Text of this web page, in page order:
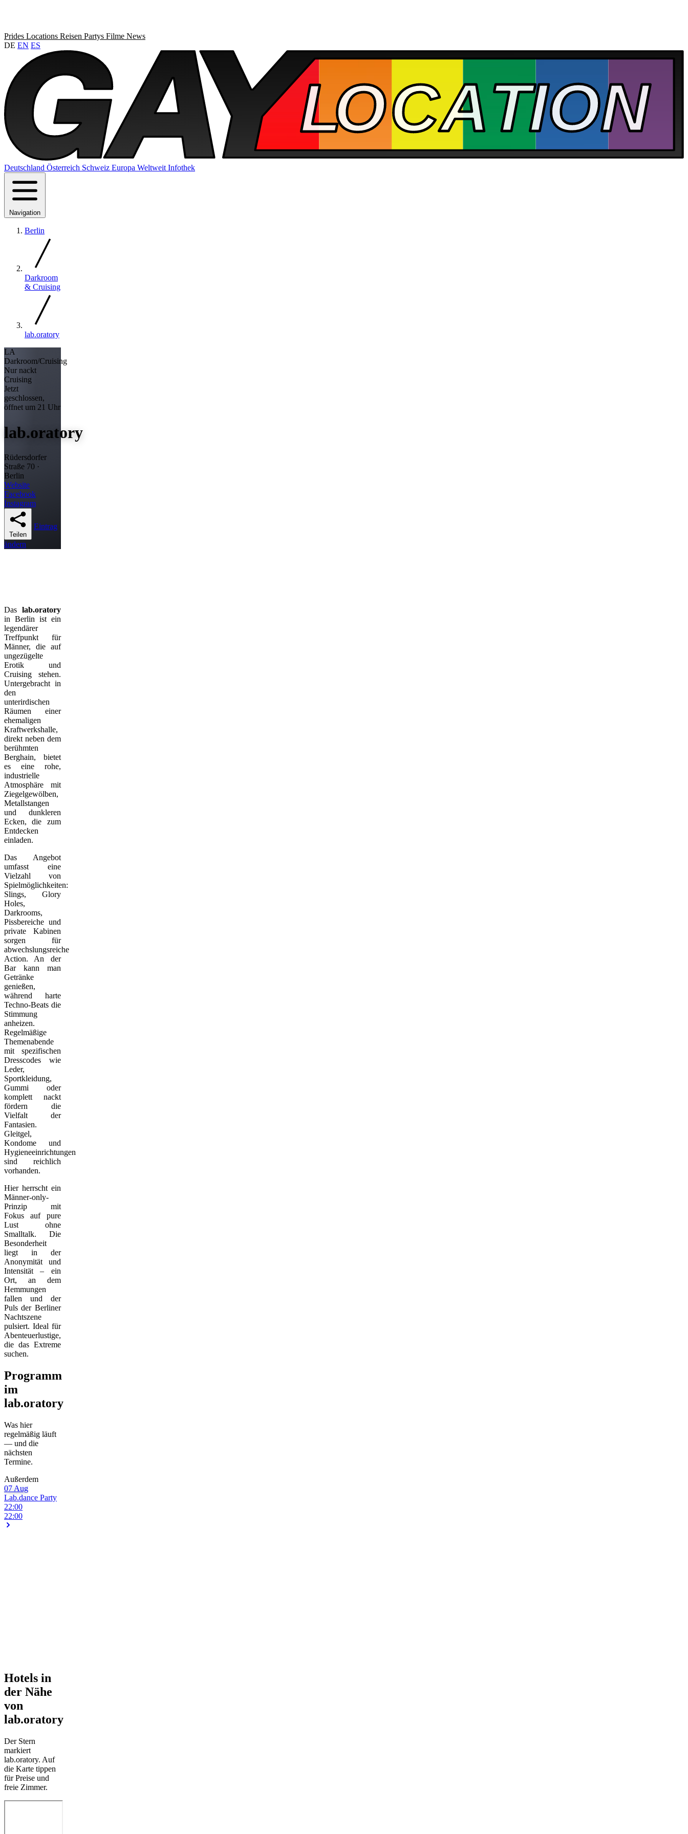
Prides Locations Reisen Partys Filme News
DE EN ES
Deutschland Österreich Schweiz Europa Weltweit Infothek
Navigation
Berlin
Darkroom
& Cruising
lab.oratory
LA
Darkroom/Cruising
Nur nackt
Cruising
Jetzt
geschlossen,
öffnet um 21 Uhr
lab.oratory
Rüdersdorfer
Straße 70 ·
Berlin
Website
Facebook
Instagram
Teilen
Eintrag
ändern
Das lab.oratory
in Berlin ist ein
legendärer
Treffpunkt für
Männer, die auf
ungezügelte
Erotik und
Cruising stehen.
Untergebracht in
den
unterirdischen
Räumen einer
ehemaligen
Kraftwerkshalle,
direkt neben dem
berühmten
Berghain, bietet
es eine rohe,
industrielle
Atmosphäre mit
Ziegelgewölben,
Metallstangen
und dunkleren
Ecken, die zum
Entdecken
einladen.
Das Angebot
umfasst eine
Vielzahl von
Spielmöglichkeiten:
Slings, Glory
Holes,
Darkrooms,
Pissbereiche und
private Kabinen
sorgen für
abwechslungsreiche
Action. An der
Bar kann man
Getränke
genießen,
während harte
Techno-Beats die
Stimmung
anheizen.
Regelmäßige
Themenabende
mit spezifischen
Dresscodes wie
Leder,
Sportkleidung,
Gummi oder
komplett nackt
fördern die
Vielfalt der
Fantasien.
Gleitgel,
Kondome und
Hygieneeinrichtungen
sind reichlich
vorhanden.
Hier herrscht ein
Männer-only-
Prinzip mit
Fokus auf pure
Lust ohne
Smalltalk. Die
Besonderheit
liegt in der
Anonymität und
Intensität – ein
Ort, an dem
Hemmungen
fallen und der
Puls der Berliner
Nachtszene
pulsiert. Ideal für
Abenteuerlustige,
die das Extreme
suchen.
Programm
im
lab.oratory
Was hier
regelmäßig läuft
— und die
nächsten
Termine.
Außerdem
07 Aug
Lab.dance Party
22:00
22:00
Hotels in
der Nähe
von
lab.oratory
Der Stern
markiert
lab.oratory. Auf
die Karte tippen
für Preise und
freie Zimmer.